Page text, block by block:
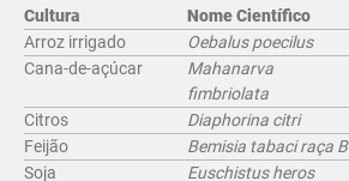
Cultura Nome Científico
Arroz irrigado
Oebalus poecilus
Cana-de-açúcar
Mahanarva
fimbriolata
Citros
Diaphorina citri
Feijão
Bemisia tabaci raça B
Soja
Euschistus heros